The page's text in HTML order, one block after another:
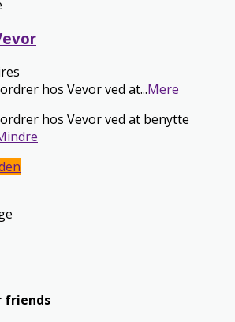
hos Vevor ved at...Mere
hos Vevor ved at benytte
friends